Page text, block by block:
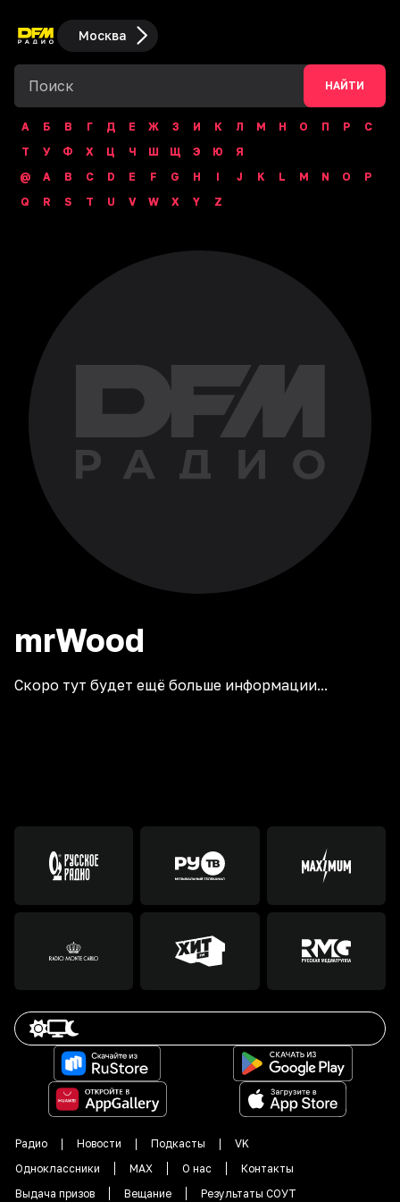
Москва
НАЙТИ
А Б В Г Д Е Ж З И К Л М Н О П Р
С
Т
У Ф Х Ц Ч Ш Щ Э Ю
Я
@
A B C D E F G H I J K L M N O
P
Q
R S T U V W X Y Z
mrWood
Скоро тут будет ещё больше информации...
Радио Новости Подкасты
VK
Одноклассники
MAX О нас
Контакты
Выдача призов
Вещание Результаты СОУТ